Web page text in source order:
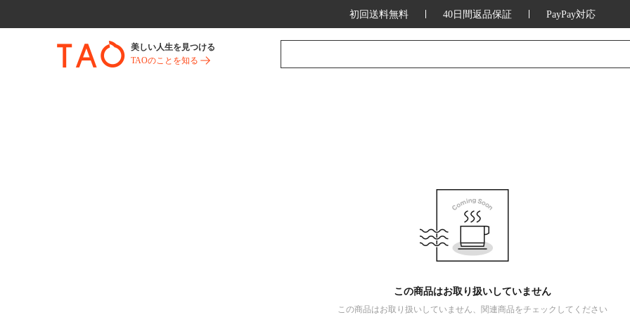
初回送料無料 40日間返品保証 PayPay対応
美しい人生を見つける
TAOのことを知る
この商品はお取り扱いしていません
この商品はお取り扱いしていません、関連商品をチェックしてください